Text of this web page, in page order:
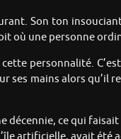
Son ton
où une personne
personnalité.
ses mains alors qu’il
décennie, ce qui